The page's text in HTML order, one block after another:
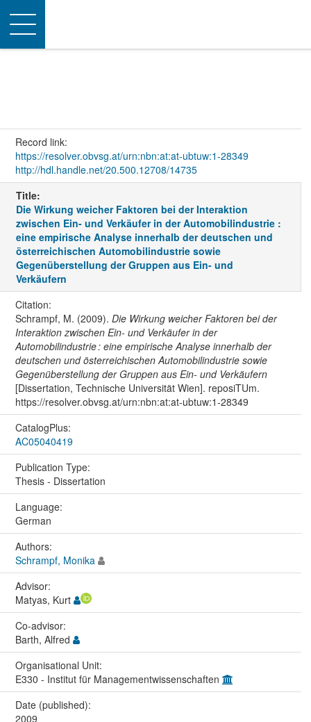
Toggle
navigation
Record link:
https://resolver.obvsg.at/urn:nbn:at:at-ubtuw:1-28349
http://hdl.handle.net/20.500.12708/14735
Title:
Die Wirkung weicher Faktoren bei der Interaktion
zwischen Ein- und Verkäufer in der Automobilindustrie :
eine empirische Analyse innerhalb der deutschen und
österreichischen Automobilindustrie sowie
Gegenüberstellung der Gruppen aus Ein- und
Verkäufern
Citation:
Schrampf, M. (2009). Die Wirkung weicher Faktoren bei der
Interaktion zwischen Ein- und Verkäufer in der
Automobilindustrie : eine empirische Analyse innerhalb der
deutschen und österreichischen Automobilindustrie sowie
Gegenüberstellung der Gruppen aus Ein- und Verkäufern
[Dissertation, Technische Universität Wien]. reposiTUm.
https://resolver.obvsg.at/urn:nbn:at:at-ubtuw:1-28349
CatalogPlus:
AC05040419
Publication Type:
Thesis - Dissertation
Language:
German
Authors:
Schrampf, Monika
Advisor:
Matyas, Kurt
Co-advisor:
Barth, Alfred
Organisational Unit:
E330 - Institut für Managementwissenschaften
Date (published):
2009